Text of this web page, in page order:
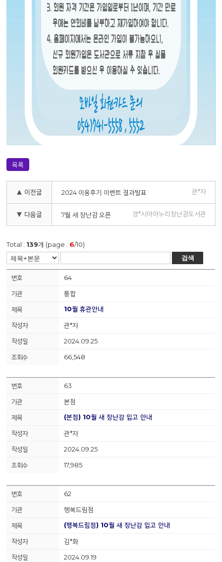
목록
▲ 이전글 2024 이용후기 이벤트 결과발표 관*자
▼ 다음글 7월 새 장난감 오픈 경*시아이누리장난감도서관
Total : 139개 (page : 6/10)
검색
64
통합
10월 휴관안내
관*자
2024.09.25
66,548
63
본점
(본점) 10월 새 장난감 입고 안내
관*자
2024.09.25
17,985
62
행복드림점
(행복드림점) 10월 새 장난감 입고 안내
김*화
2024.09.19